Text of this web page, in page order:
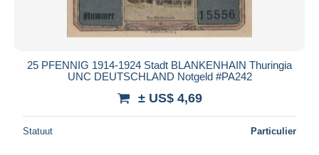
25 PFENNIG 1914-1924 Stadt BLANKENHAIN Thuringia
UNC DEUTSCHLAND Notgeld #PA242
± US$ 4,69
Statuut Particulier